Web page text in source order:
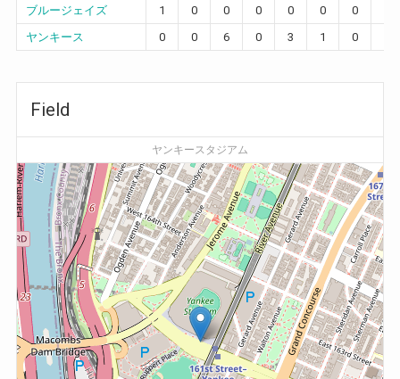
ブルージェイズ 1 0 0 0 0 0 0
ヤンキース
0 0 6 0 3 1 0
Field
ヤンキースタジアム